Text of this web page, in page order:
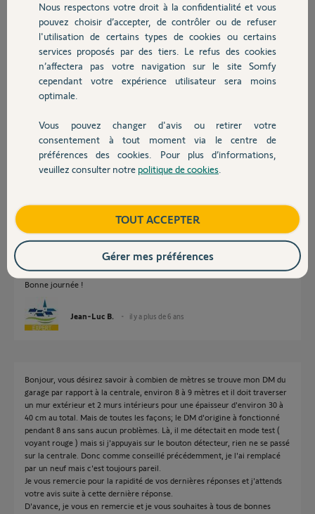
Chauffage
Autres produits
Devis avec un pro
Contact
une 2eme photo.
S.V.P que me conseillez-vous? En période de fêtes j'ai un peu peur de
ne pas avoir d'alarme dans le garage. MERCI D'AVANCE.
Cordialement.
Monsieur DOYHENARD
Bernard D.
Participer au fil de discussion
Bonjour
quelle est la distance entre le détecteur et la centrale. De même combien
de murs à traverser, quelle épaisseur ….
Bonne journée !
Jean-Luc B. il y a plus de 6 ans
Bonjour, vous désirez savoir à combien de mètres se trouve mon DM du
garage par rapport à la centrale, environ 8 à 9 mètres et il doit traverser
un mur extérieur et 2 murs intérieurs pour une épaisseur d'environ 30 à
40 cm au total. Mais de toutes les façons; le DM d'origine à fonctionné
pendant 8 ans sans aucun problèmes. Là, il me détectait en mode test (
voyant rouge ) mais si j'appuyais sur le bouton détecteur, rien ne se passé
sur la centrale. Donc comme conseillé précédemment, je l'ai remplacé
par un neuf mais c'est toujours pareil.
Je vous remercie pour la rapidité de vos dernières réponses et j'attends
votre avis suite à cette dernière réponse.
D'avance, je vous en remercie et je vous souhaites à tous de bonnes
Nous respectons votre droit à la confidentialité et vous
pouvez choisir d’accepter, de contrôler ou de refuser
l'utilisation de certains types de cookies ou certains
services proposés par des tiers. Le refus des cookies
n’affectera pas votre navigation sur le site Somfy
cependant votre expérience utilisateur sera moins
optimale.
Vous pouvez changer d'avis ou retirer votre
consentement à tout moment via le centre de
préférences des cookies. Pour plus d’informations,
veuillez consulter notre politique de cookies
TOUT ACCEPTER
Gérer mes préférences